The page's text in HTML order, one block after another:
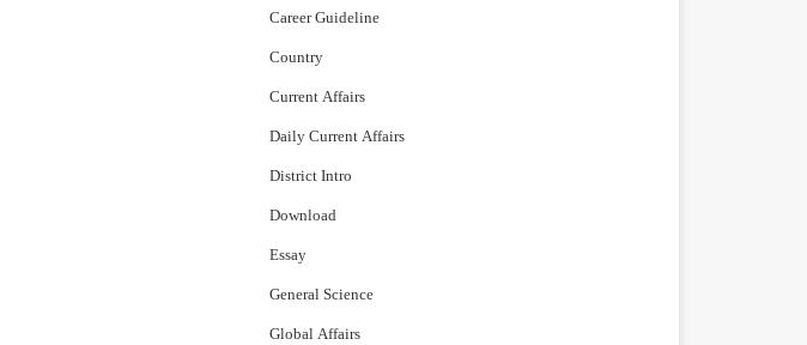
Career Guideline
Country
Current Affairs
Daily Current Affairs
District Intro
Download
Essay
General Science
Global Affairs